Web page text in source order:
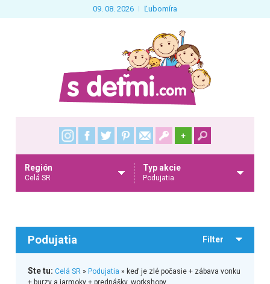
09. 08. 2026 Ľubomíra
+
Región
Celá SR
Typ akcie
Podujatia
Podujatia Filter
Ste tu: Celá SR» Podujatia » keď je zlé počasie + zábava vonku
+ burzy a jarmoky + prednášky, workshopy